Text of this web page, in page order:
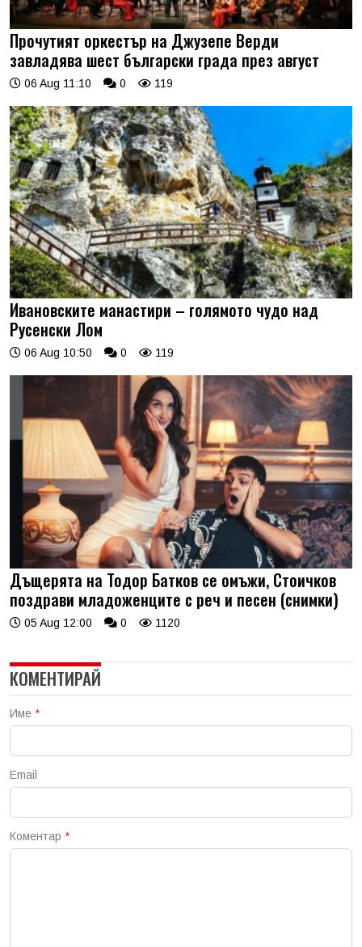
Прочутият оркестър на Джузепе Верди
завладява шест български града през август
06 Aug 11:10 0 119
Ивановските манастири – голямото чудо над
Русенски Лом
06 Aug 10:50 0 119
Дъщерята на Тодор Батков се омъжи, Стоичков
поздрави младоженците с реч и песен (снимки)
05 Aug 12:00 0 1120
КОМЕНТИРАЙ
Име *
Email
Коментар *